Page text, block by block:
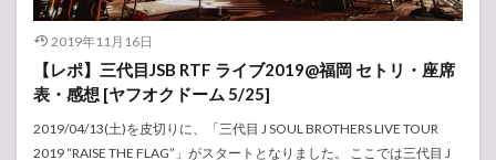
2019年11月16日
【レポ】三代目JSB RTF ライブ2019@福岡 セトリ・座席
表・感想 [ヤフオクドーム 5/25]
2019/04/13(土)を皮切りに、「三代目 J SOUL BROTHERS LIVE TOUR
2019 “RAISE THE FLAG”」がスタートとなりました。 ここでは三代目 J